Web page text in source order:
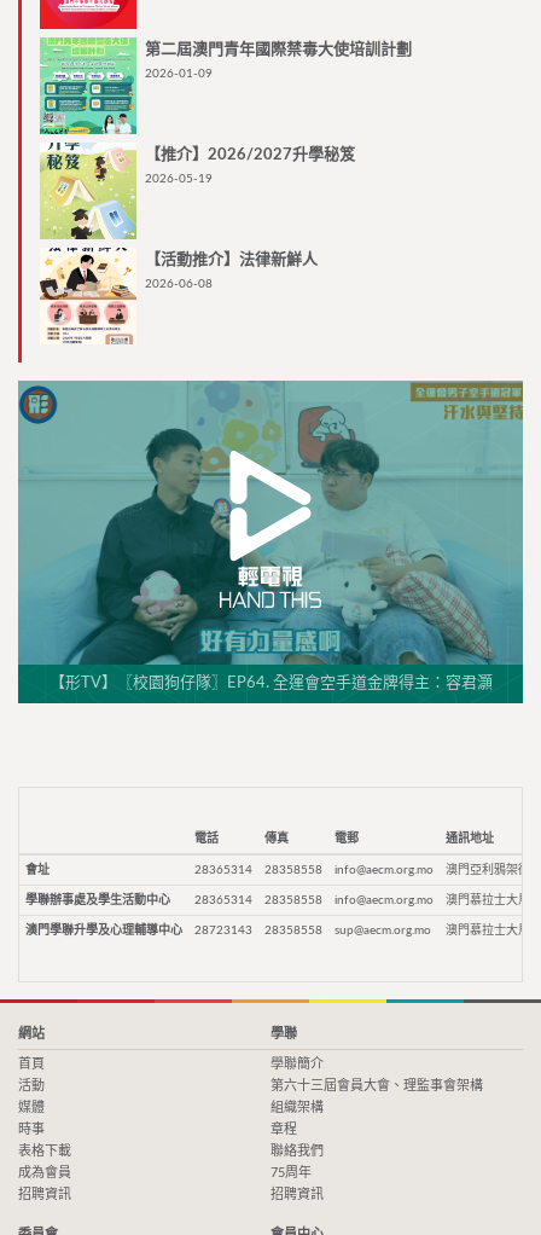
第二屆澳門青年國際禁毒大使培訓計劃
2026-01-09
【推介】2026/2027升學秘笈
2026-05-19
【活動推介】法律新鮮人
2026-06-08
【形TV】〖校園狗仔隊〗EP64. 全運會空手道金牌得主：容君灝
電話 傳真 電郵 通訊地址
會址 28365314 28358558 info@aecm.org.mo 澳門亞利鴉架街9
學聯辦事處及學生活動中心 28365314 28358558 info@aecm.org.mo 澳門慕拉士大馬
澳門學聯升學及心理輔導中心 28723143 28358558 sup@aecm.org.mo 澳門慕拉士大馬
網站
首頁
活動
媒體
時事
表格下載
成為會員
招聘資訊
學聯
學聯簡介
第六十三屆會員大會、理監事會架構
組織架構
章程
聯絡我們
75周年
招聘資訊